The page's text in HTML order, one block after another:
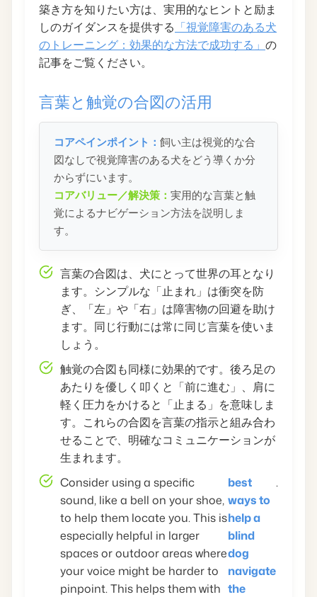
築き方を知りたい方は、実用的なヒントと励ま
しのガイダンスを提供する 「視覚障害のある犬
のトレーニング：効果的な方法で成功する」 の
記事をご覧ください。
言葉と触覚の合図の活用
コアペインポイント： 飼い主は視覚的な合
図なしで視覚障害のある犬をどう導くか分
からずにいます。
コアバリュー／解決策： 実用的な言葉と触
覚によるナビゲーション方法を説明しま
す。
言葉の合図は、犬にとって世界の耳となり
ます。シンプルな「止まれ」は衝突を防
ぎ、「左」や「右」は障害物の回避を助け
ます。同じ行動には常に同じ言葉を使いま
しょう。
触覚の合図も同様に効果的です。後ろ足の
あたりを優しく叩くと「前に進む」、肩に
軽く圧力をかけると「止まる」を意味しま
す。これらの合図を言葉の指示と組み合わ
せることで、明確なコミュニケーションが
生まれます。
Consider using a specific
sound, like a bell on your shoe,
to help them locate you. This is
especially helpful in larger
spaces or outdoor areas where
your voice might be harder to
pinpoint. This helps them with
best
ways to
help a
blind
dog
navigate
the
.